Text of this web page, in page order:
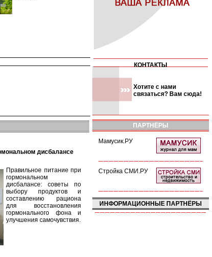
КОНТАКТЫ
Хотите с нами
связаться? Вам сюда!
дисбалансе
Правильное питание при
гормональном
дисбалансе: советы по
выбору продуктов и
составлению рациона
для восстановления
гормонального фона и
улучшения самочувствия.
ПАРТНЁРЫ
Мамусик.РУ
Стройка СМИ.РУ
ИНФОРМАЦИОННЫЕ ПАРТНЁРЫ